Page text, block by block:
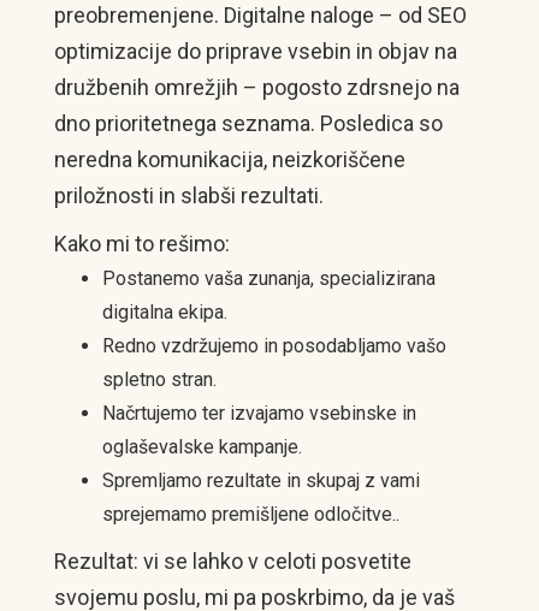
preobremenjene. Digitalne naloge – od SEO
optimizacije do priprave vsebin in objav na
družbenih omrežjih – pogosto zdrsnejo na
dno prioritetnega seznama. Posledica so
neredna komunikacija, neizkoriščene
priložnosti in slabši rezultati.
Kako mi to rešimo:
Postanemo vaša zunanja, specializirana
digitalna ekipa.
Redno vzdržujemo in posodabljamo vašo
spletno stran.
Načrtujemo ter izvajamo vsebinske in
oglaševalske kampanje.
Spremljamo rezultate in skupaj z vami
sprejemamo premišljene odločitve..
Rezultat: vi se lahko v celoti posvetite
svojemu poslu, mi pa poskrbimo, da je vaš